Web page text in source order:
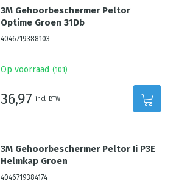
3M Gehoorbeschermer Peltor
Optime Groen 31Db
4046719388103
Op voorraad (101 )
36,97 incl. BTW
3M Gehoorbeschermer Peltor Ii P3E
Helmkap Groen
4046719384174